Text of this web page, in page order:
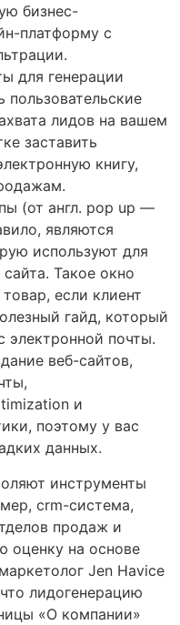
бизнес-
платформу с
для генерации
пользовательские
лидов на вашем
заставить
книгу,
(от англ. pop up —
являются
используют для
Такое окно
если клиент
гайд, который
электронной почты.
веб-сайтов,
и
поэтому у вас
данных.
инструменты
crm-система,
продаж и
оценку на основе
Jen Havice
лидогенерацию
«О компании»